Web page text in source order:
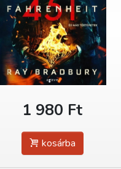
1 980 Ft
kosárba